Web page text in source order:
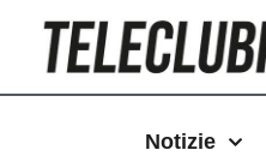
contenuto
Notizie